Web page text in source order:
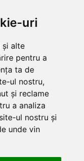
uri
și alte
pentru a
ta de
ul nostru,
și reclame
a analiza
ul nostru și
unde vin
snowboard
longboard
soare Oakley
soare Alpina